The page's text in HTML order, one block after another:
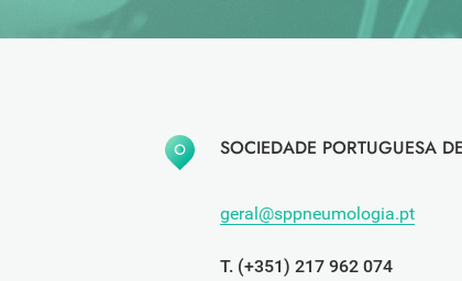
SOCIEDADE PORTUGUESA
geral@sppneumologia.pt
T. (+351) 217 962 074